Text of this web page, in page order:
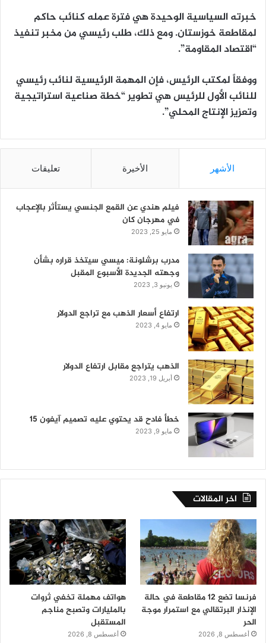
خبرته السياسية الوحيدة هي فترة عمله كنائب حاكم
لمقاطعة خوزستان. ومع ذلك، طلب رئيسي من مخبر تنفيذ
“اقتصاد المقاومة”.
ووفقاً لمكتب الرئيس، فإن المهمة الرئيسية لنائب رئيسي
للنائب الأول للرئيس هي تطوير “خطة صناعية استراتيجية
وتعزيز الإنتاج المحلي”.
الأشهر الأخيرة تعليقات
فيلم هندي عن القمع الجنسي يستأثر بالإعجاب
في مهرجان كان
مايو 25, 2023
مدرب برشلونة: ميسي سيتخذ قراره بشأن
وجهته الجديدة الأسبوع المقبل
يونيو 3, 2023
ارتفاع أسعار الذهب مع تراجع الدولار
مايو 4, 2023
الذهب يتراجع مقابل ارتفاع الدولار
أبريل 19, 2023
خطأ فادح قد يحتوي عليه تصميم آيفون 15
مايو 9, 2023
اخر المقالات
فرنسا تضع 12 مقاطعة في حالة
الإنذار البرتقالي مع استمرار موجة
الحر
أغسطس 8, 2026
هواتف مهملة تخفي ثروات
بالمليارات وتصبح مناجم
المستقبل
أغسطس 8, 2026